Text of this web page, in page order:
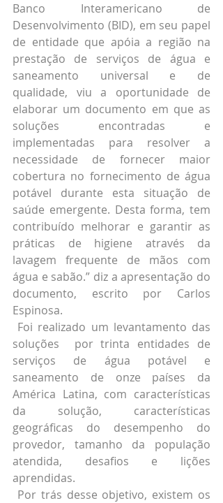
Banco Interamericano de
Desenvolvimento (BID), em seu papel
de entidade que apóia a região na
prestação de serviços de água e
saneamento universal e de
qualidade, viu a oportunidade de
elaborar um documento em que as
soluções encontradas e
implementadas para resolver a
necessidade de fornecer maior
cobertura no fornecimento de água
potável durante esta situação de
saúde emergente. Desta forma, tem
contribuído melhorar e garantir as
práticas de higiene através da
lavagem frequente de mãos com
água e sabão.” diz a apresentação do
documento, escrito por Carlos
Espinosa.
soluções  por trinta entidades de
serviços de água potável e
saneamento de onze países da
América Latina, com características
da solução, características
geográficas do desempenho do
provedor, tamanho da população
atendida, desafios e lições
aprendidas.